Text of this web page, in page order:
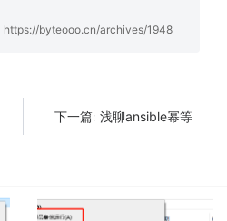
https://byteooo.cn/archives/1948
下一篇: 浅聊ansible幂等